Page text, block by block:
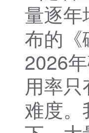
量逐
布的
2026
用率
难度